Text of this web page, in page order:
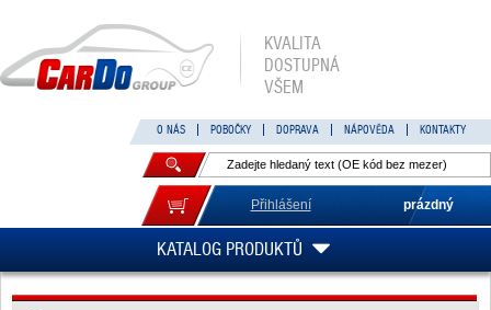
KVALITA
DOSTUPNÁ
VŠEM
O NÁS POBOČKY DOPRAVA NÁPOVĚDA KONTAKTY
Přihlášení prázdný
KATALOG PRODUKTŮ